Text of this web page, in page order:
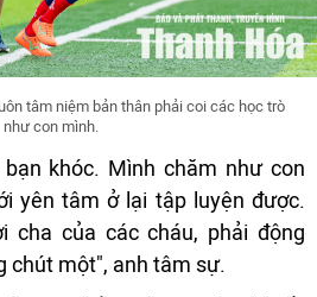
tâm niệm bản thân phải coi các học trò
như con mình.
khóc. Mình chăm như con
yên tâm ở lại tập luyện được.
cha của các cháu, phải động
chút một", anh tâm sự.